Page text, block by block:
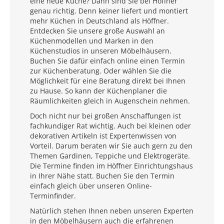
genau richtig. Denn keiner liefert und montiert
mehr Küchen in Deutschland als Höffner.
Entdecken Sie unsere große Auswahl an
Küchenmodellen und Marken in den
Küchenstudios in unseren Möbelhäusern.
Buchen Sie dafür einfach online einen Termin
zur Küchenberatung. Oder wählen Sie die
Möglichkeit für eine Beratung direkt bei Ihnen
zu Hause. So kann der Küchenplaner die
Räumlichkeiten gleich in Augenschein nehmen.
Doch nicht nur bei großen Anschaffungen ist
fachkundiger Rat wichtig. Auch bei kleinen oder
dekorativen Artikeln ist Expertenwissen von
Vorteil. Darum beraten wir Sie auch gern zu den
Themen Gardinen, Teppiche und Elektrogeräte.
Die Termine finden im Höffner Einrichtungshaus
in Ihrer Nähe statt. Buchen Sie den Termin
einfach gleich über unseren Online-
Terminfinder.
Natürlich stehen Ihnen neben unseren Experten
in den Möbelhäusern auch die erfahrenen